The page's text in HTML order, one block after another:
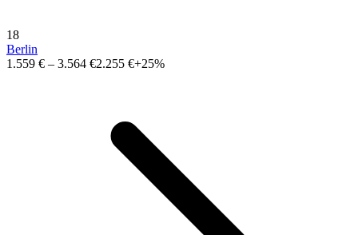
18
Berlin
1.559 € – 3.564 €2.255 €+25%